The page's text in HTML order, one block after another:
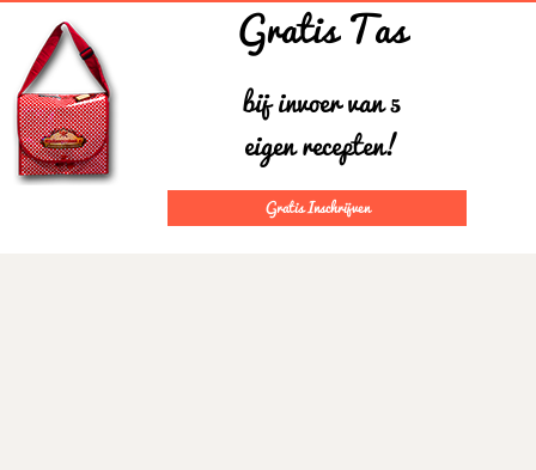
Gratis Tas
bij invoer van 5
eigen recepten!
Gratis Inschrijven